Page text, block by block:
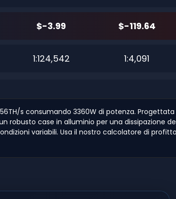
$-3.99 $-119.64
1:124,542 1:4,091
s consumando 3360W di potenza.
robusto case in alluminio per una dissipazione
variabili. Usa il nostro calcolatore di